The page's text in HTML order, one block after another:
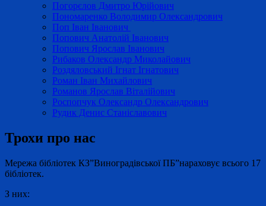
Погорєлов Дмитро Юрійович
Пономаренко Володимир Олександрович
Поп Іван Іванович
Попович Анатолій Іванович
Попович Ярослав Іванович
Рибаков Олександр Миколайович
Роздяловський Ігнат Ігнатович
Роман Іван Михайлович
Романов Ярослав Віталійович
Роспопчук Олександр Олександрович
Рудик Денис Станіславович
Трохи про нас
Мережа бібліотек КЗ”Виноградівської ПБ”нараховує всього 17
бібліотек.
З них: